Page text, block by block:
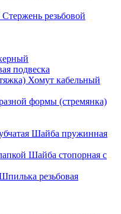
Стержень резьбовой
подвеска
Хомут кабельный
формы (стремянка)
Шайба пружинная
Шайба стопорная с
резьбовая